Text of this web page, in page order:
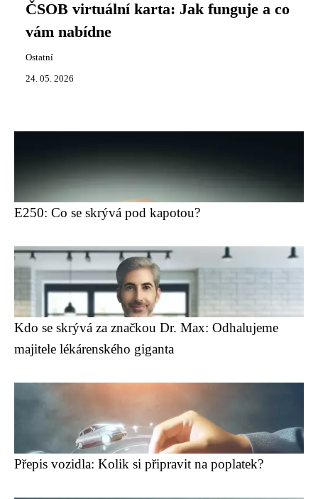
ČSOB virtuální karta: Jak funguje a co
vám nabídne
Ostatní
24. 05. 2026
E250: Co se skrývá pod kapotou?
Kdo se skrývá za značkou Dr. Max: Odhalujeme
majitele lékárenského giganta
Přepis vozidla: Kolik si připravit na poplatek?